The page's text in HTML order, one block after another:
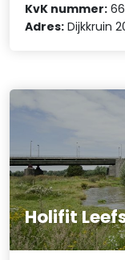
KvK nummer:
Adres: Dijkkruin
Holifit